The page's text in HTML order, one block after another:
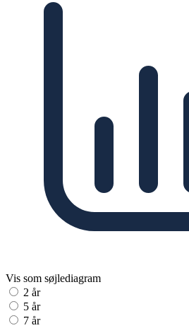
Vis som søjlediagram
2 år
5 år
7 år